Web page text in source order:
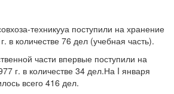
техникууа поступили на хранение
в количестве 76 дел (учебная часть).
части впервые поступили на
г. в количестве 34 дел.На I января
всего 416 дел.